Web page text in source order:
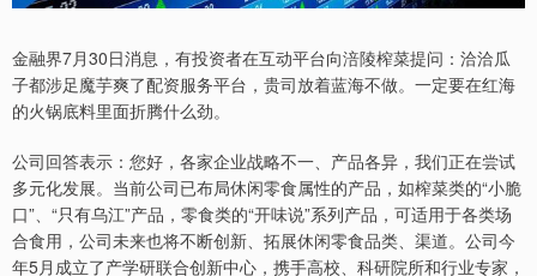
金融界7月30日消息，有投资者在互动平台向涪陵榨菜提问：洽洽瓜
子都涉足魔芋爽了配资服务平台，贵司放着蓝海不做。一定要在红海
的火锅底料里面折腾什么劲。
公司回答表示：您好，各家企业战略不一、产品各异，我们正在尝试
多元化发展。当前公司已布局休闲零食属性的产品，如榨菜类的“小脆
口”、“只有乌江”产品，零食类的“开味说”系列产品，可适用于各类场
合食用，公司未来也将不断创新、拓展休闲零食品类、渠道。公司今
年5月成立了产学研联合创新中心，携手高校、科研院所和行业专家，